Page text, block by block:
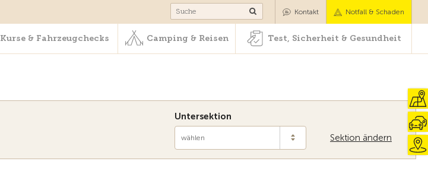
Camping & Reisen Test, Sicherheit & Gesundheit
Kontakt Notfall & Schaden
Kurse & Fahrzeugchecks Camping & Reisen Test, Sicherheit & Gesundheit
Sektion ändern
Untersektion
wählen